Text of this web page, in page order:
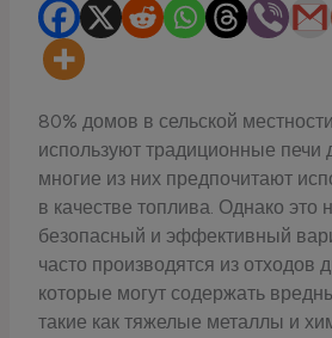
80% домов в сельской
используют традиционные печи
многие из них предпочитают
в качестве топлива. Однако это
безопасный и эффективный
часто производятся из отходов
которые могут содержать
такие как тяжелые металлы и